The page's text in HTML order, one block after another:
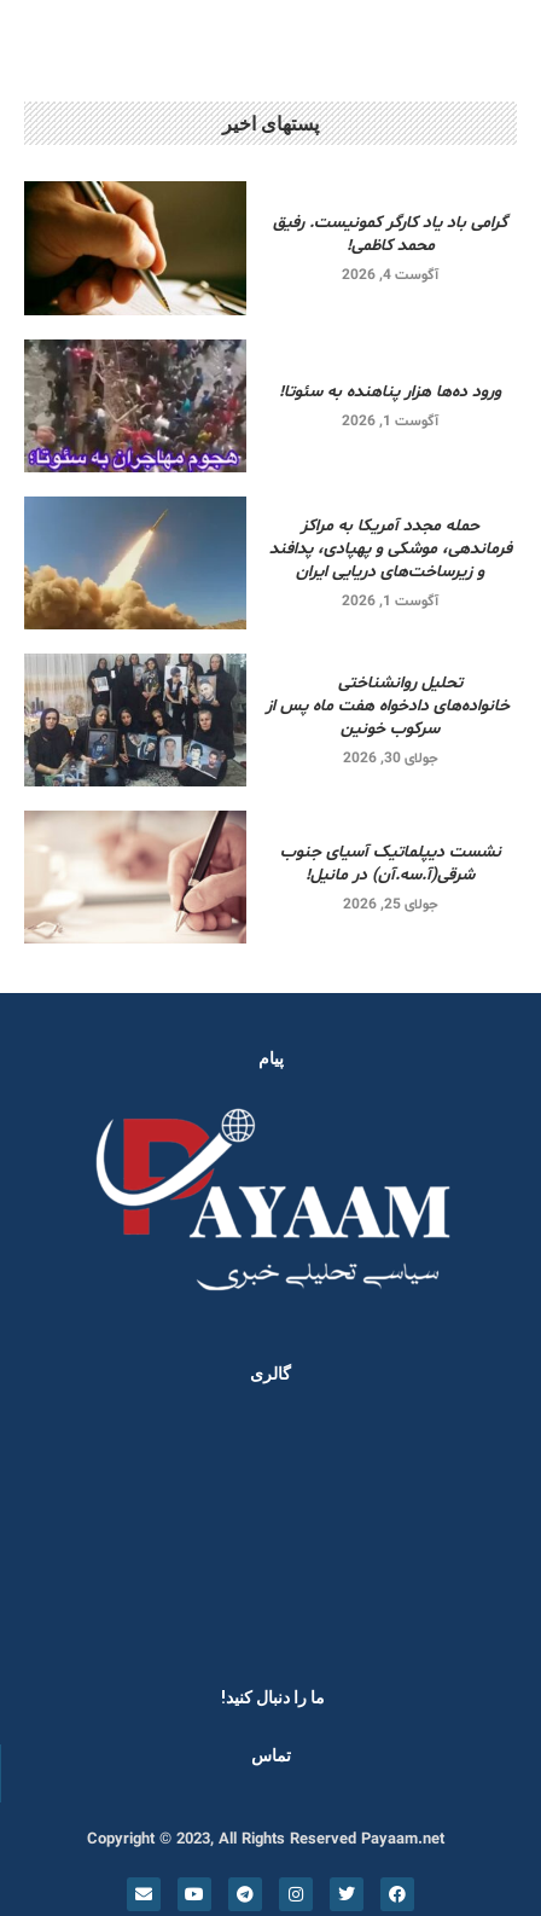
پستهای اخیر
گرامی باد یاد کارگر کمونیست. رفیق
محمد کاظمی!
آگوست 4, 2026
ورود ده‌ها هزار پناهنده به سئوتا!
آگوست 1, 2026
حمله مجدد آمریکا به مراکز
فرماندهی، موشکی و پهپادی، پدافند
و زیرساخت‌های دریایی ایران
آگوست 1, 2026
تحلیل روانشناختی
خانواده‌های دادخواه هفت ماه پس از
سرکوب خونین
جولای 30, 2026
نشست دیپلماتیک آسیای جنوب
شرقی‌(آ.سه.آن) در مانیل!
جولای 25, 2026
پیام
گالری
ما را دنبال کنید! ​
تماس
Copyright © 2023, All Rights Reserved Payaam.net